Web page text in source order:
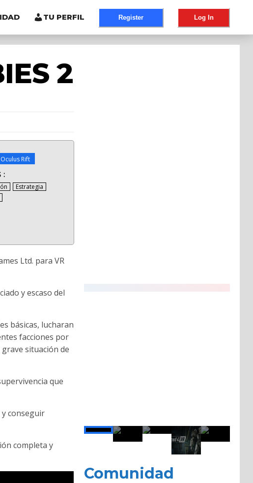
TU PERFIL Register Log In
2
Oculus Rift
Estrategia
Ltd. para VR
y escaso del
básicas, lucharan
facciones por
situación de
que
y conseguir
completa y
Comunidad